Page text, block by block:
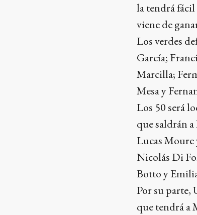
la tendrá
viene de
Los verdes
García;
Marcilla;
Mesa y
Los 50 será
que saldrán
Lucas
Nicolás Di
Botto y
Por su parte,
que tendrá a